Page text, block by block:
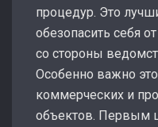
процедур. Это
обезопасить себя
со стороны
Особенно важно
коммерческих и
объектов. Первым